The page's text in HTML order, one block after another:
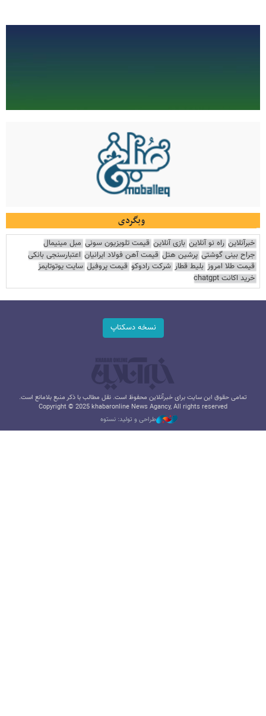
وبگردی
خبرآنلاین راه نو آنلاین بازی آنلاین قیمت تلویزیون سونی مبل مینیمال
جراح بینی گوشتی پرشین هتل قیمت آهن فولاد ایرانیان اعتبارسنجی بانکی
قیمت طلا امروز بلیط قطار شرکت رادوکو قیمت پروفیل سایت یوتوتایمز
خرید اکانت chatgpt
نسخه دسکتاپ
تمامی حقوق این سایت برای خبرآنلاین محفوظ است. نقل مطالب با ذکر منبع بلامانع است.
Copyright © 2025 khabaronline News Agancy, All rights reserved
طراحی و تولید: نستوه